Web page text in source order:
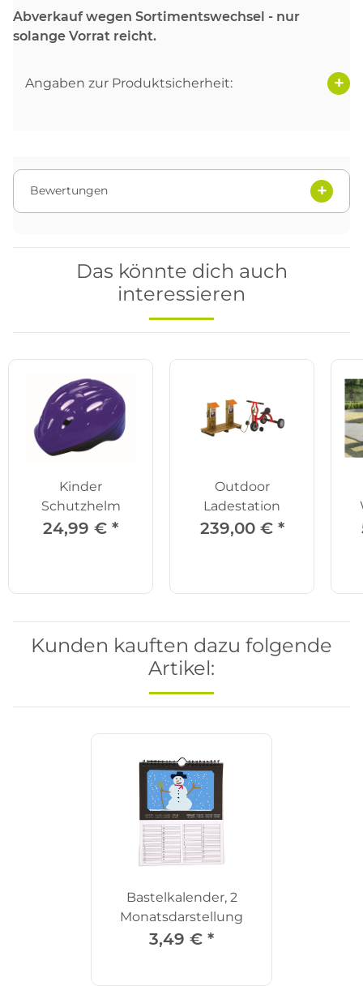
Abverkauf wegen Sortimentswechsel - nur
solange Vorrat reicht.
Angaben zur Produktsicherheit:
Bewertungen
Das könnte dich auch
interessieren
Kinder
Schutzhelm
24,99 € *
Outdoor
Ladestation
239,00 € *
Kunden kauften dazu folgende
Artikel:
Bastelkalender, 2
Monatsdarstellung
3,49 € *